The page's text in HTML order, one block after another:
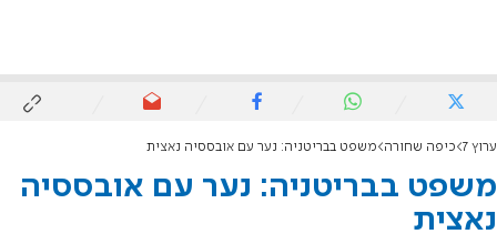
ערוץ 7 כיפה שחורה משפט בבריטניה: נער עם אובססיה נאצית
משפט בבריטניה: נער עם אובססיה
נאצית